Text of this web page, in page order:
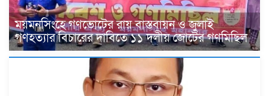
ময়মনসিংহে গণভোটের রায় বাস্তবায়ন ও জুলাই
গণহত্যার বিচারের দাবিতে ১১ দলীয় জোটের গণমিছিল